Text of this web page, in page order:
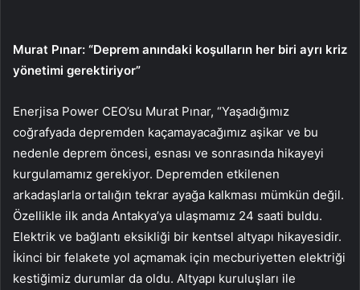
Murat Pınar: “Deprem anındaki koşulların her biri ayrı kriz
yönetimi gerektiriyor”
Enerjisa Power CEO’su Murat Pınar, “Yaşadığımız
coğrafyada depremden kaçamayacağımız aşikar ve bu
nedenle deprem öncesi, esnası ve sonrasında hikayeyi
kurgulamamız gerekiyor. Depremden etkilenen
arkadaşlarla ortalığın tekrar ayağa kalkması mümkün değil.
Özellikle ilk anda Antakya’ya ulaşmamız 24 saati buldu.
Elektrik ve bağlantı eksikliği bir kentsel altyapı hikayesidir.
İkinci bir felakete yol açmamak için mecburiyetten elektriği
kestiğimiz durumlar da oldu. Altyapı kuruluşları ile